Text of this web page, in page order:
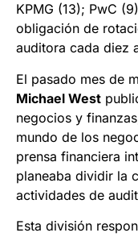
KPMG (13); PwC
obligación de
auditora cada diez
El pasado mes de
Michael West
negocios y
mundo de los
prensa financiera
planeaba dividir la
actividades de
Esta división